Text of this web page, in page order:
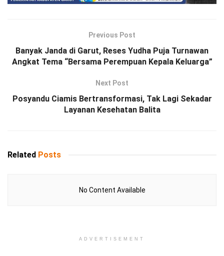
Previous Post
Banyak Janda di Garut, Reses Yudha Puja Turnawan
Angkat Tema “Bersama Perempuan Kepala Keluarga”
Next Post
Posyandu Ciamis Bertransformasi, Tak Lagi Sekadar
Layanan Kesehatan Balita
Related Posts
No Content Available
ADVERTISEMENT